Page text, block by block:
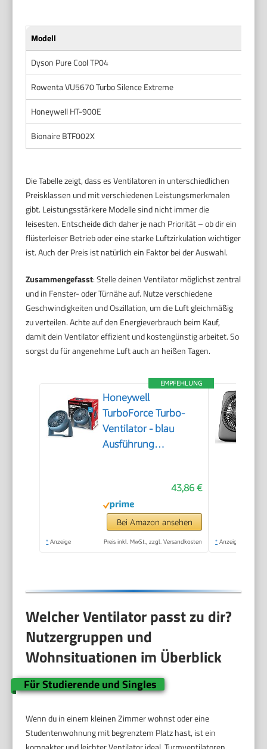
Modell
Dyson Pure Cool TP04
Rowenta VU5670 Turbo Silence Extreme
Honeywell HT-900E
Bionaire BTF002X
Die Tabelle zeigt, dass es Ventilatoren in unterschiedlichen
Preisklassen und mit verschiedenen Leistungsmerkmalen
gibt. Leistungsstärkere Modelle sind nicht immer die
leisesten. Entscheide dich daher je nach Priorität – ob dir ein
flüsterleiser Betrieb oder eine starke Luftzirkulation wichtiger
ist. Auch der Preis ist natürlich ein Faktor bei der Auswahl.
Zusammengefasst: Stelle deinen Ventilator möglichst zentral
und in Fenster- oder Türnähe auf. Nutze verschiedene
Geschwindigkeiten und Oszillation, um die Luft gleichmäßig
zu verteilen. Achte auf den Energieverbrauch beim Kauf,
damit dein Ventilator effizient und kostengünstig arbeitet. So
sorgst du für angenehme Luft auch an heißen Tagen.
EMPFEHLUNG
Honeywell
TurboForce Turbo-
Ventilator - blau
Ausführung
Neigungswinkel bis zu
90°, 3
Geschwindigkeitseinstellungen,
Wandmontage,
43,86 €
Bei Amazon ansehen
* Anzeige Preis inkl. MwSt., zzgl. Versandkosten * Anzeige
Welcher Ventilator passt zu dir?
Nutzergruppen und
Wohnsituationen im Überblick
Für Studierende und Singles
Wenn du in einem kleinen Zimmer wohnst oder eine
Studentenwohnung mit begrenztem Platz hast, ist ein